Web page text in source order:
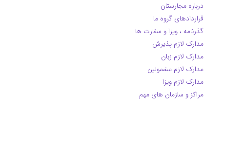
درباره مجارستان
قراردادهای گروه ما
گذرنامه ، ویزا و سفارت ها
مدارک لازم پذیرش
مدارک لازم زبان
مدارک لازم مشمولین
مدارک لازم ویزا
مراکز و سازمان های مهم